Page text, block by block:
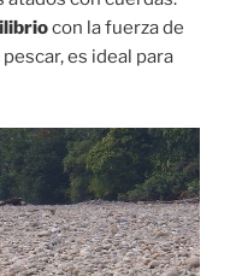
con la fuerza de
es ideal para